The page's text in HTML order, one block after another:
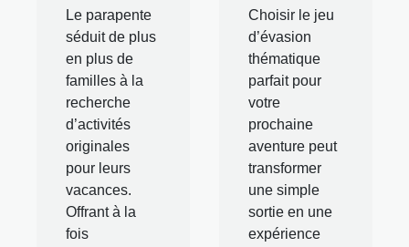
Le parapente
séduit de plus
en plus de
familles à la
recherche
d’activités
originales
pour leurs
vacances.
Offrant à la
fois
Choisir le jeu
d’évasion
thématique
parfait pour
votre
prochaine
aventure peut
transformer
une simple
sortie en une
expérience